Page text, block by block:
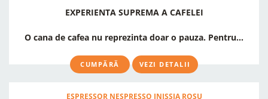
EXPERIENTA SUPREMA A CAFELEI
O cana de cafea nu reprezinta doar o pauza. Pentru...
CUMPĂRĂ VEZI DETALII
ESPRESSOR NESPRESSO INISSIA ROȘU